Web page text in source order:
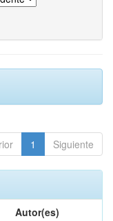
1 Siguiente
Autor(es)